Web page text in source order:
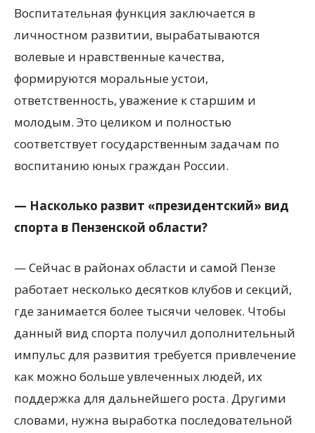
Воспитательная функция заключается в
личностном развитии, вырабатываются
волевые и нравственные качества,
формируются моральные устои,
ответственность, уважение к старшим и
молодым. Это целиком и полностью
соответствует государственным задачам по
воспитанию юных граждан России.
— Насколько развит «президентский» вид
спорта в Пензенской области?
— Сейчас в районах области и самой Пензе
работает несколько десятков клубов и секций,
где занимается более тысячи человек. Чтобы
данный вид спорта получил дополнительный
импульс для развития требуется привлечение
как можно больше увлеченных людей, их
поддержка для дальнейшего роста. Другими
словами, нужна выработка последовательной